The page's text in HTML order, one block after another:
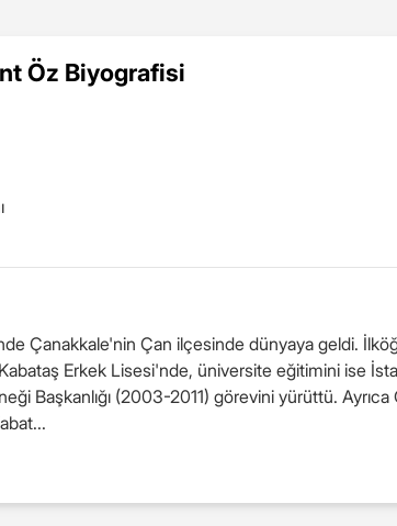
Öz Biyografisi
Çanakkale'nin Çan ilçesinde dünyaya geldi.
Erkek Lisesi'nde, üniversite eğitimini ise
Başkanlığı (2003-2011) görevini yürüttü.